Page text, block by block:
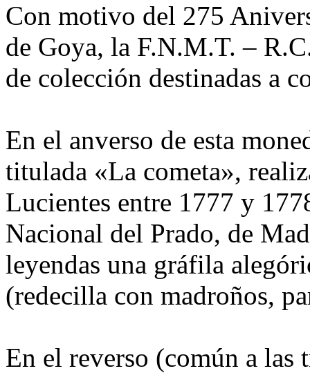
Con motivo del 275
de Goya, la F.N.M.T. –
de colección destinadas a
En el anverso de esta
titulada «La cometa»,
Lucientes entre 1777 y
Nacional del Prado, de
leyendas una gráfila
(redecilla con madroños,
En el reverso (común a las